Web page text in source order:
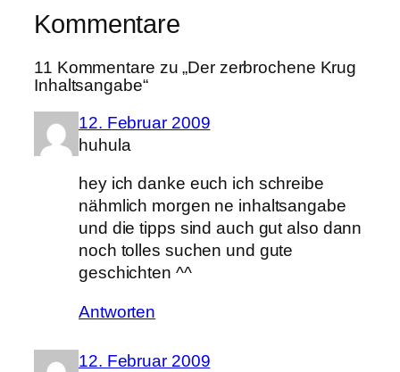
Kommentare
11 Kommentare zu „Der zerbrochene Krug
Inhaltsangabe“
12. Februar 2009
huhula
hey ich danke euch ich schreibe
nähmlich morgen ne inhaltsangabe
und die tipps sind auch gut also dann
noch tolles suchen und gute
geschichten ^^
Antworten
12. Februar 2009